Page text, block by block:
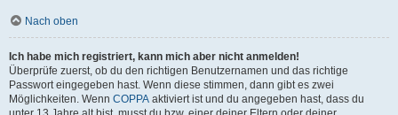
Nach oben
Ich habe mich registriert, kann mich aber nicht anmelden!
Überprüfe zuerst, ob du den richtigen Benutzernamen und das richtige
Passwort eingegeben hast. Wenn diese stimmen, dann gibt es zwei
Möglichkeiten. Wenn COPPA aktiviert ist und du angegeben hast, dass du